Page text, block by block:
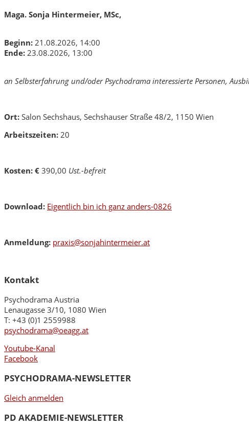
Maga. Sonja Hintermeier, MSc,
Beginn: 21.08.2026, 14:00
Ende: 23.08.2026, 13:00
an Selbsterfahrung und/oder Psychodrama interessierte Personen,
Ort: Salon Sechshaus, Sechshauser Straße 48/2, 1150 Wien
Arbeitszeiten: 20
Kosten: € 390,00 Ust.-befreit
Download: Eigentlich bin ich ganz anders-0826
Anmeldung: praxis@sonjahintermeier.at
Kontakt
Psychodrama Austria
Lenaugasse 3/10, 1080 Wien
T: +43 (0)1 2559988
psychodrama@oeagg.at
Youtube-Kanal
Facebook
PSYCHODRAMA-NEWSLETTER
Gleich anmelden
PD AKADEMIE-NEWSLETTER